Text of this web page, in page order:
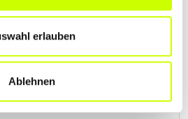
erlauben
Ablehnen